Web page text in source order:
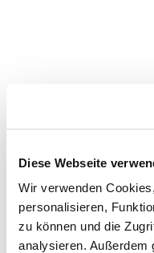
Diese Webseite
Wir verwenden
personalisieren,
zu können und die
analysieren. Außerdem